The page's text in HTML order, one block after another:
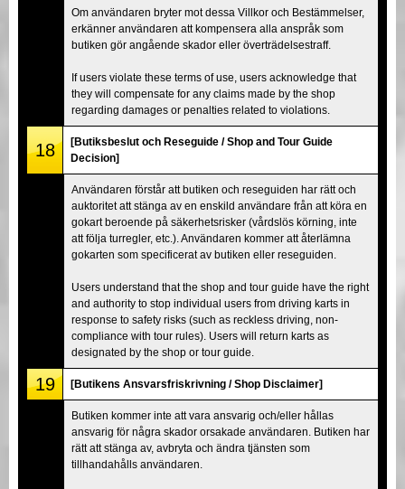
Om användaren bryter mot dessa Villkor och Bestämmelser,
erkänner användaren att kompensera alla anspråk som
butiken gör angående skador eller överträdelsestraff.
If users violate these terms of use, users acknowledge that
they will compensate for any claims made by the shop
regarding damages or penalties related to violations.
18
[Butiksbeslut och Reseguide / Shop and Tour Guide
Decision]
Användaren förstår att butiken och reseguiden har rätt och
auktoritet att stänga av en enskild användare från att köra en
gokart beroende på säkerhetsrisker (vårdslös körning, inte
att följa turregler, etc.). Användaren kommer att återlämna
gokarten som specificerat av butiken eller reseguiden.
Users understand that the shop and tour guide have the right
and authority to stop individual users from driving karts in
response to safety risks (such as reckless driving, non-
compliance with tour rules). Users will return karts as
designated by the shop or tour guide.
19 [Butikens Ansvarsfriskrivning / Shop Disclaimer]
Butiken kommer inte att vara ansvarig och/eller hållas
ansvarig för några skador orsakade användaren. Butiken har
rätt att stänga av, avbryta och ändra tjänsten som
tillhandahålls användaren.